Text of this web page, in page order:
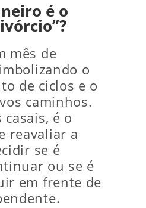
é o
mês de
o
de ciclos e o
caminhos.
é o
reavaliar a
se é
ou se é
em frente de